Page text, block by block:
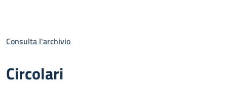
Consulta l'archivio
Circolari